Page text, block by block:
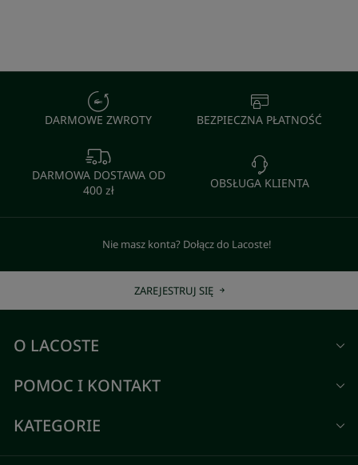
DARMOWE ZWROTY BEZPIECZNA PŁATNOŚĆ
DARMOWA DOSTAWA OD
400 zł
OBSŁUGA KLIENTA
Nie masz konta? Dołącz do Lacoste!
ZAREJESTRUJ SIĘ
O LACOSTE
POMOC I KONTAKT
KATEGORIE